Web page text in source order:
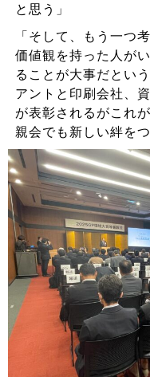
と思う」
「そして、もう一つ
価値観を持った人が
ることが大事だとい
アントと印刷会社、
が表彰されるがこれ
親会でも新しい絆を